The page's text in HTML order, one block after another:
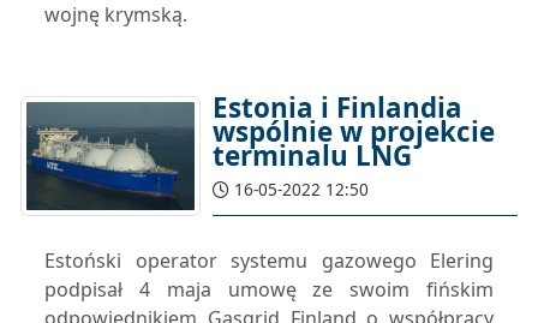
wojnę krymską.
Estonia i Finlandia
wspólnie w projekcie
terminalu LNG
16-05-2022 12:50
Estoński operator systemu gazowego Elering
podpisał 4 maja umowę ze swoim fińskim